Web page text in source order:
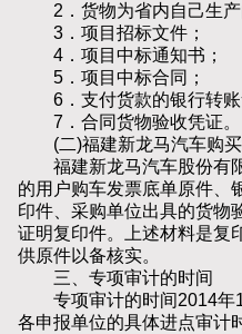
2．货物为省内自己生产
3．项目招标文件；
4．项目中标通知书；
5．项目中标合同；
6．支付货款的银行转账
7．合同货物验收凭证。
(二)福建新龙马汽车购买
福建新龙马汽车股份有
的用户购车发票底单原件、
印件、采购单位出具的货物
证明复印件。上述材料是复
供原件以备核实。
三、专项审计的时间
专项审计的时间2014年
各申报单位的具体进点审计